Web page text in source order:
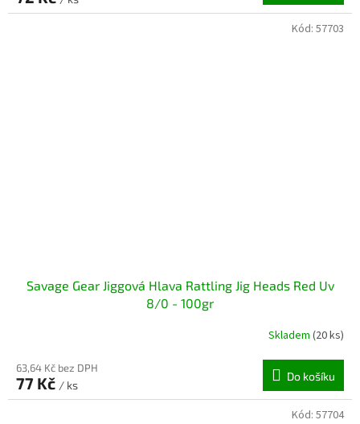
Savage Gear Jiggová Hlava Rattling Jig Heads Red Uv
8/0 - 100gr
Skladem (20 ks)
63,64 Kč bez DPH
77 Kč / ks
Do košíku
Kód: 57703
Kód: 57704